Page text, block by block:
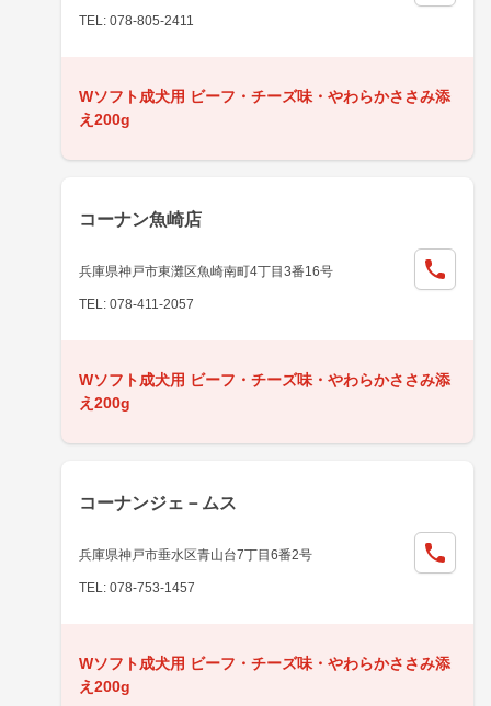
TEL: 078-805-2411
Wソフト成犬用 ビーフ・チーズ味・やわらかささみ添
え200g
コーナン魚崎店
兵庫県神戸市東灘区魚崎南町4丁目3番16号
TEL: 078-411-2057
Wソフト成犬用 ビーフ・チーズ味・やわらかささみ添
え200g
コーナンジェ－ムス
兵庫県神戸市垂水区青山台7丁目6番2号
TEL: 078-753-1457
Wソフト成犬用 ビーフ・チーズ味・やわらかささみ添
え200g